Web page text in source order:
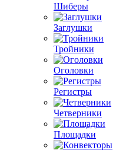
Шиберы
Заглушки
Тройники
Оголовки
Регистры
Четверники
Площадки